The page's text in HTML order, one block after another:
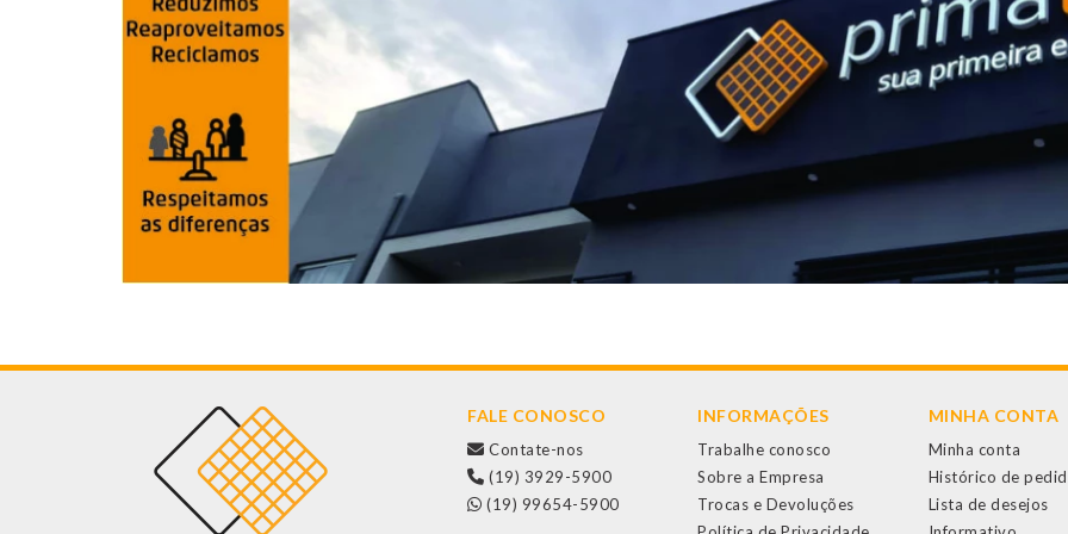
FALE CONOSCO
Contate-nos
(19) 3929-5900
(19) 99654-5900
INFORMAÇÕES
Trabalhe conosco
Sobre a Empresa
Trocas e Devoluções
MINHA CONTA
Minha conta
Histórico de
Lista de desejos